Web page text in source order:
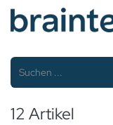
Zum Inhalt springen
12 Artikel